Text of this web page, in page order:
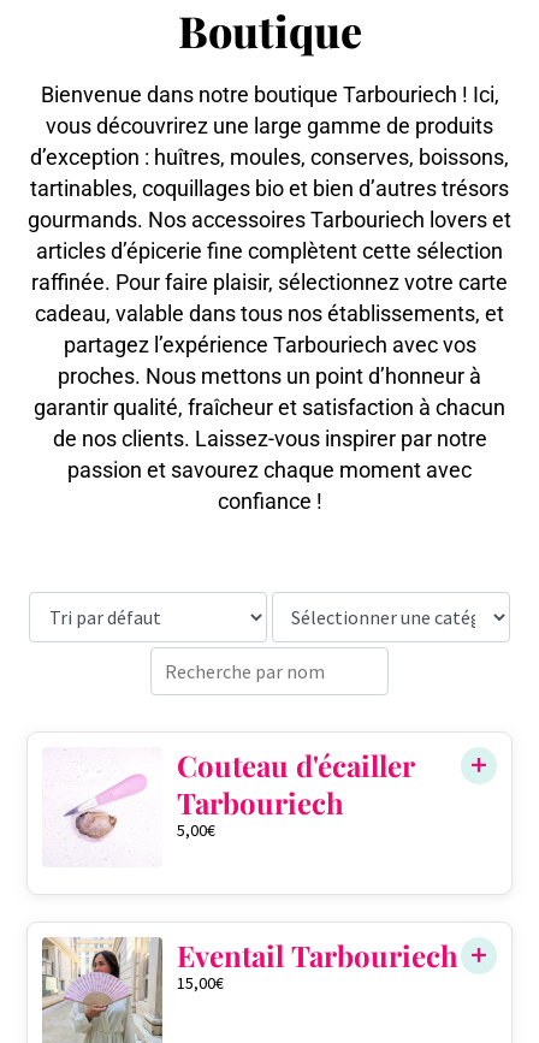
Boutique
Bienvenue dans notre boutique Tarbouriech ! Ici,
vous découvrirez une large gamme de produits
d’exception : huîtres, moules, conserves, boissons,
tartinables, coquillages bio et bien d’autres trésors
gourmands. Nos accessoires Tarbouriech lovers et
articles d’épicerie fine complètent cette sélection
raffinée. Pour faire plaisir, sélectionnez votre carte
cadeau, valable dans tous nos établissements, et
partagez l’expérience Tarbouriech avec vos
proches. Nous mettons un point d’honneur à
garantir qualité, fraîcheur et satisfaction à chacun
de nos clients. Laissez-vous inspirer par notre
passion et savourez chaque moment avec
confiance !
Couteau d'écailler
Tarbouriech
5,00€
Eventail Tarbouriech
15,00€